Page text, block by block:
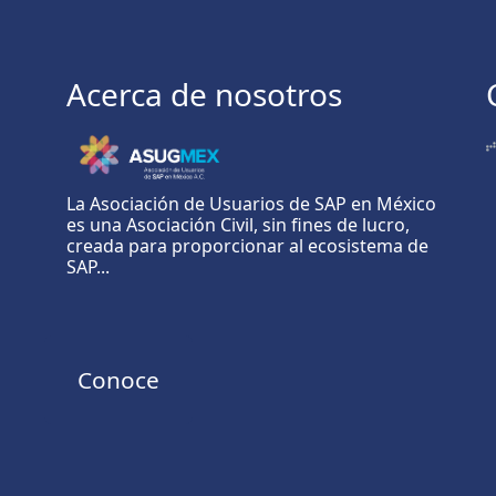
Acerca de nosotros
La Asociación de Usuarios de SAP en México
es una Asociación Civil, sin fines de lucro,
creada para proporcionar al ecosistema de
SAP...
Conoce